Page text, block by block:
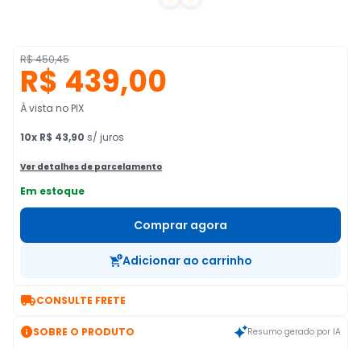
R$ 450,45
R$ 439,00
À vista no PIX
10x R$ 43,90 s/ juros
Ver detalhes de parcelamento
Em estoque
Comprar agora
Adicionar ao carrinho
CONSULTE FRETE
SOBRE O PRODUTO Resumo gerado por IA